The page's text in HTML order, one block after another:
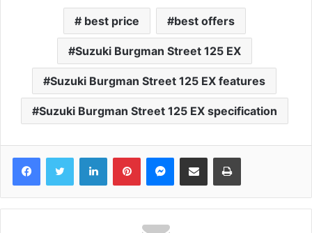
best price best offers
Suzuki Burgman Street 125 EX
Suzuki Burgman Street 125 EX features
Suzuki Burgman Street 125 EX specification
FacebookTwitter LinkedInPinterestMessenger
Share via Email Print